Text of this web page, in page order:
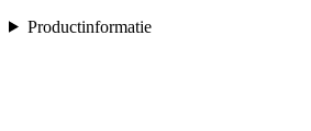
Productinformatie